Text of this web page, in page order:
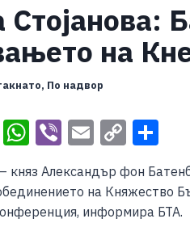
на
, По надвор
X W
h
at
s
Vi
er
E
ai
l
C
p
y
ar
e
княз Александър фон
на Княжество
информира БТА.